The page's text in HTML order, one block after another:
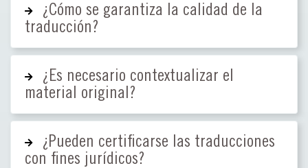
¿Cómo se garantiza la calidad de la
traducción?
¿Es necesario contextualizar el
material original?
¿Pueden certificarse las traducciones
con fines jurídicos?